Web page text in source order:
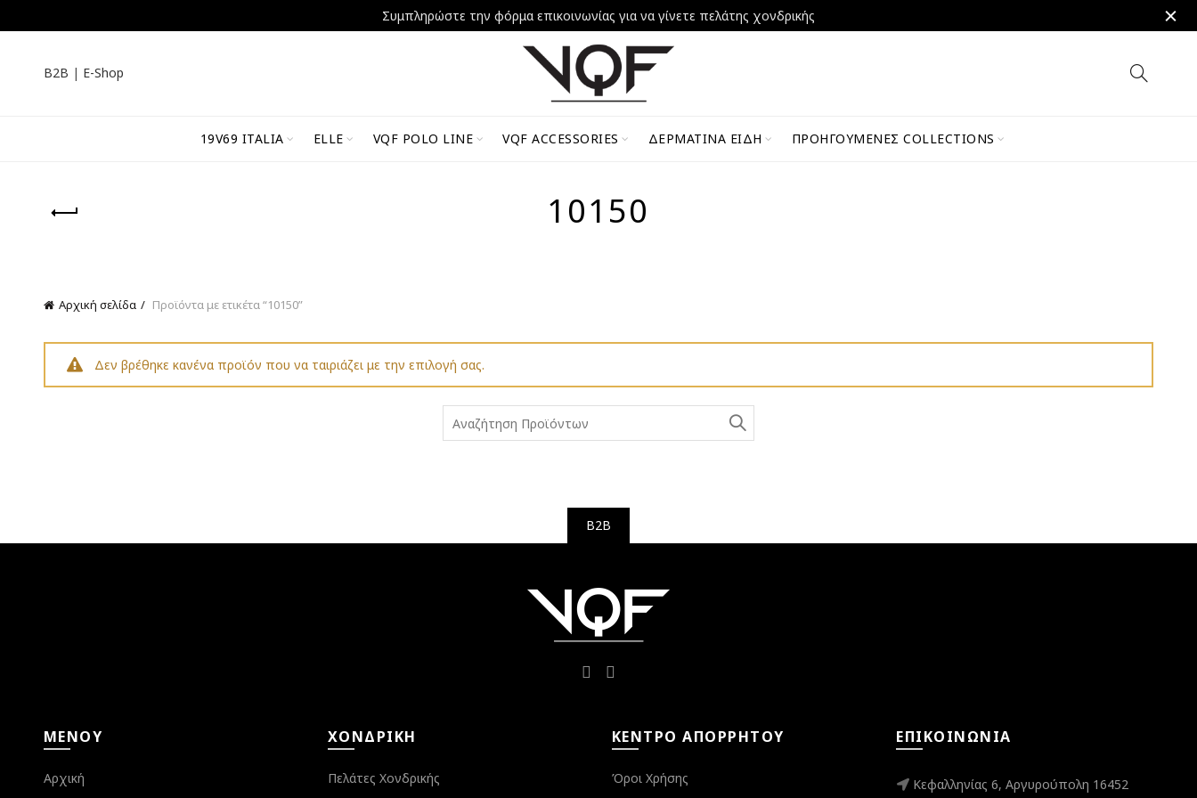
B2B | E-Shop
19V69 ITALIA ELLE VQF POLO LINE VQF ACCESSORIES ΔΕΡΜΆΤΙΝΑ ΕΊΔΗ ΠΡΟΗΓΟΎΜΕΝΕΣ COLLECTIONS
10150
Αρχική σελίδα Προϊόντα με ετικέτα “10150”
Δεν βρέθηκε κανένα προϊόν που να ταιριάζει με την επιλογή σας.
for:
B2B
ΜΕΝΟΎ
Αρχική
ΧΟΝΔΡΙΚΉ
Πελάτες Χονδρικής
ΚΈΝΤΡΟ ΑΠΟΡΡΉΤΟΥ
Όροι Χρήσης
ΕΠΙΚΟΙΝΩΝΊΑ
Κεφαλληνίας 6, Αργυρούπολη 16452
Συμπληρώστε την φόρμα επικοινωνίας για να γίνετε πελάτης χονδρικής